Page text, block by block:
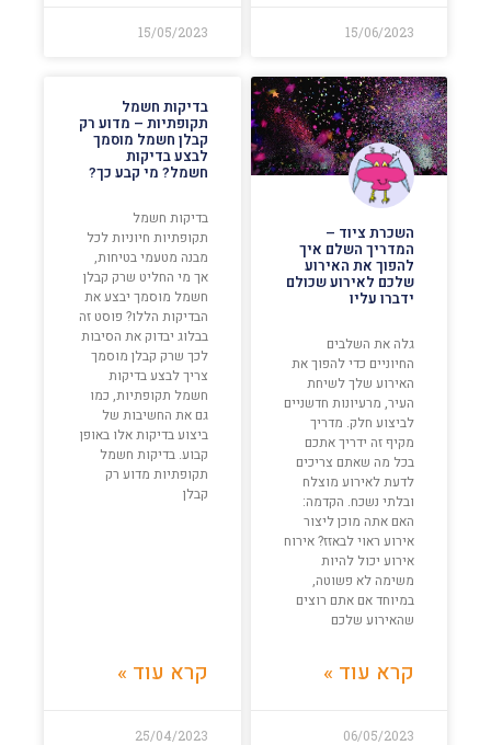
15/06/2023
15/05/2023
השכרת ציוד –
המדריך השלם איך
להפוך את האירוע
שלכם לאירוע שכולם
ידברו עליו
גלה את השלבים
החיוניים כדי להפוך את
האירוע שלך לשיחת
העיר, מרעיונות חדשניים
לביצוע חלק. מדריך
מקיף זה ידריך אתכם
בכל מה שאתם צריכים
לדעת לאירוע מוצלח
ובלתי נשכח. הקדמה:
האם אתה מוכן ליצור
אירוע ראוי לבאזז? אירוח
אירוע יכול להיות
משימה לא פשוטה,
במיוחד אם אתם רוצים
שהאירוע שלכם
קרא עוד »
06/05/2023
בדיקות חשמל
תקופתיות – מדוע רק
קבלן חשמל מוסמך
לבצע בדיקות
חשמל? מי קבע כך?
בדיקות חשמל
תקופתיות חיוניות לכל
מבנה מטעמי בטיחות,
אך מי החליט שרק קבלן
חשמל מוסמך יבצע את
הבדיקות הללו? פוסט זה
בבלוג יבדוק את הסיבות
לכך שרק קבלן מוסמך
צריך לבצע בדיקות
חשמל תקופתיות, כמו
גם את החשיבות של
ביצוע בדיקות אלו באופן
קבוע. בדיקות חשמל
תקופתיות מדוע רק
קבלן
קרא עוד »
25/04/2023